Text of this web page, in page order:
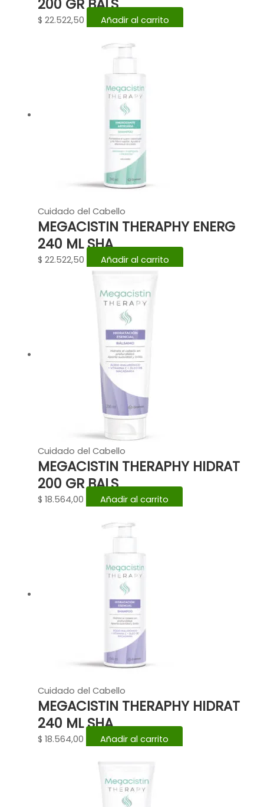
200 GR BALS
$ 22.522,50 Añadir al carrito
Cuidado del Cabello
MEGACISTIN THERAPHY ENERG
240 ML SHA
$ 22.522,50 Añadir al carrito
Cuidado del Cabello
MEGACISTIN THERAPHY HIDRAT
200 GR BALS
$ 18.564,00 Añadir al carrito
Cuidado del Cabello
MEGACISTIN THERAPHY HIDRAT
240 ML SHA
$ 18.564,00 Añadir al carrito